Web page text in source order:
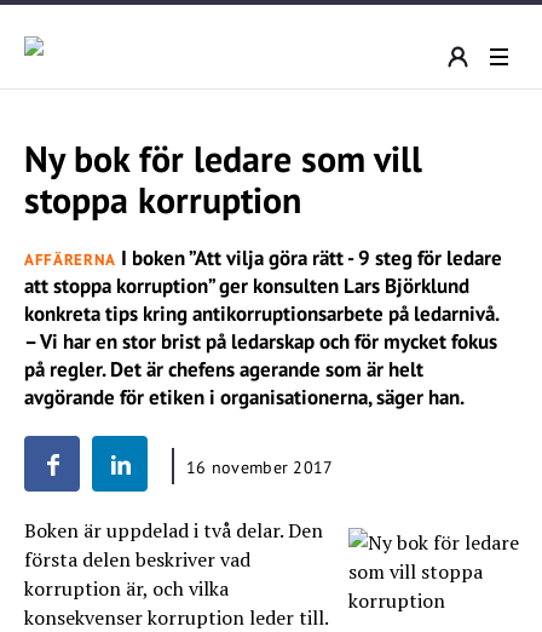
Ny bok för ledare som vill
stoppa korruption
AFFÄRERNA I boken ”Att vilja göra rätt - 9 steg för ledare
att stoppa korruption” ger konsulten Lars Björklund
konkreta tips kring antikorruptionsarbete på ledarnivå.
– Vi har en stor brist på ledarskap och för mycket fokus
på regler. Det är chefens agerande som är helt
avgörande för etiken i organisationerna, säger han.
16 november 2017
Boken är uppdelad i två delar. Den
första delen beskriver vad
korruption är, och vilka
konsekvenser korruption leder till.